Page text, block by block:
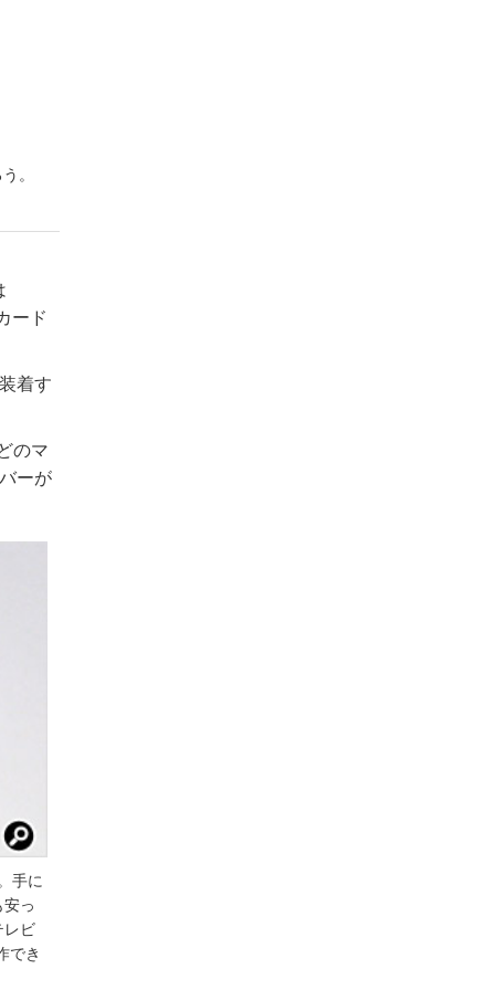
。
ード
着す
のマ
ーが
手に
っ
レビ
でき